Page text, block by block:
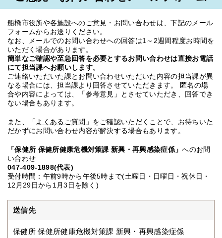
船橋市役所や各施設へのご意見・お問い合わせは、下記のメール
フォームからお送りください。
なお、メールでのお問い合わせへの回答は1～2週間程度お時間を
いただく場合があります。
簡単なご確認や至急回答を必要とするお問い合わせは直接お電話
にて担当課へお願いします。
ご連絡いただいた課とお問い合わせいただいた内容の担当課が異
なる場合には、担当課より回答させていただきます。 匿名の場
合や内容によっては、「参考意見」とさせていただき、回答でき
ない場合もあります。
また、「 よくあるご質問 」をご確認いただくことで、お待ちいた
だかずにお問い合わせ内容が解決する場合もあります。
「保健所 保健所健康危機対策課 新興・再興感染症係」へのお問
い合わせ
047-409-1898(代表)
受付時間：午前9時から午後5時まで(土曜日・日曜日・祝休日・
12月29日から1月3日を除く)
送信先
保健所 保健所健康危機対策課 新興・再興感染症係